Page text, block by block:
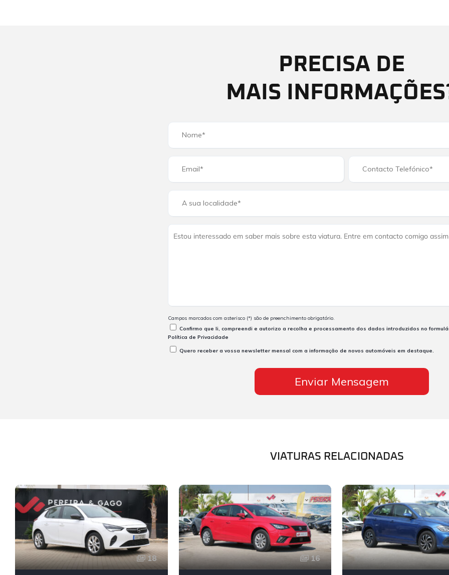
PRECISA DE
MAIS
Campos marcados com asterisco (*) são de preenchimento obrigatório.
Confirmo que li, compreendi e autorizo a recolha e processamento dos dados introduzidos no
Política de Privacidade
Quero receber a vossa newsletter mensal com a informação de novos automóveis em destaque.
VIATURAS RELACIONADAS
18 16